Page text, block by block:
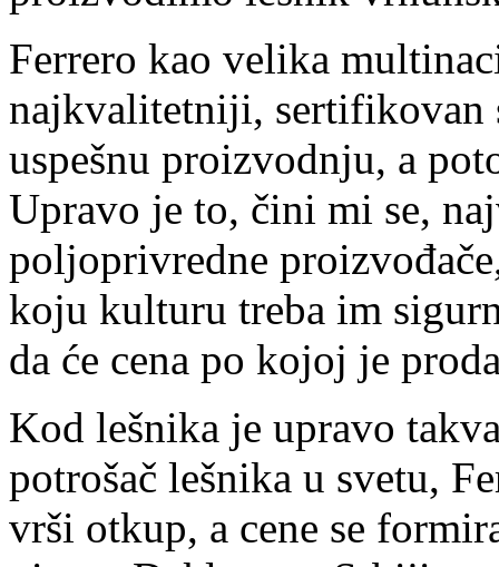
Ferrero kao velika
najkvalitetniji, sertifikovan
uspešnu proizvodnju, a
Upravo je to, čini mi se,
poljoprivredne
koju kulturu treba im
da će cena po kojoj je
Kod lešnika je upravo
potrošač lešnika u svetu,
vrši otkup, a cene se